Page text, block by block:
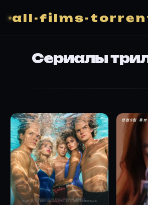
all-films-
Сериалы